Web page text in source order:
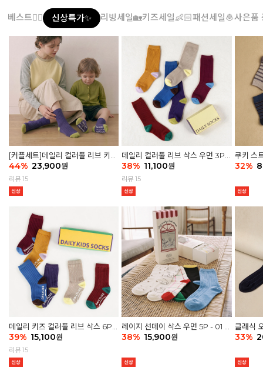
베스트👍🏻 신상특가✨ 리빙세일🏡키즈세일👶🏻패션세일🧆사은품
[커플세트]데일리 컬러풀 리브 키즈
6P & 우먼3P 삭스세트
44% 23,900원
리뷰 15
데일리 컬러풀 리브 삭스 우먼 3P
세트
38% 11,100원
리뷰 15
데일리 키즈 컬러풀 리브 삭스 6P -
03 세트
39% 15,100원
리뷰 15
레이지 선데이 삭스 우먼 5P - 01 G
athering
38% 15,900원
쿠키 스
32%
클래식
세트
33%